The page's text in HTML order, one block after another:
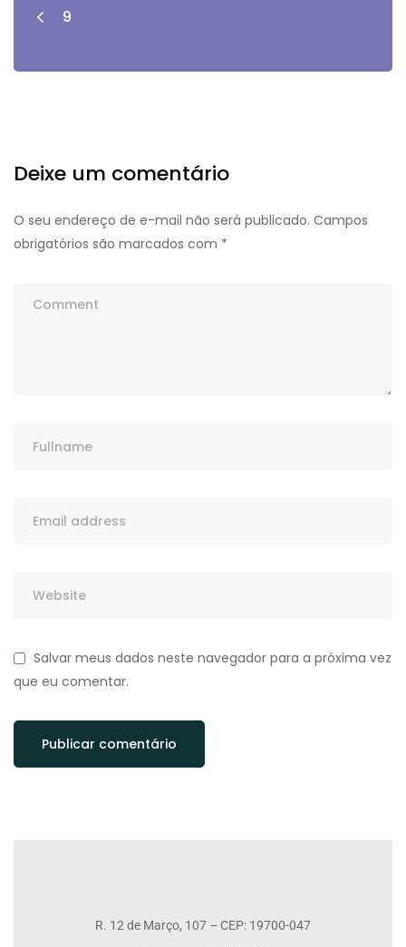
9
Deixe um comentário
O seu endereço de e-mail não será publicado. Campos
obrigatórios são marcados com *
Salvar meus dados neste navegador para a próxima vez
que eu comentar.
R. 12 de Março, 107 – CEP: 19700-047